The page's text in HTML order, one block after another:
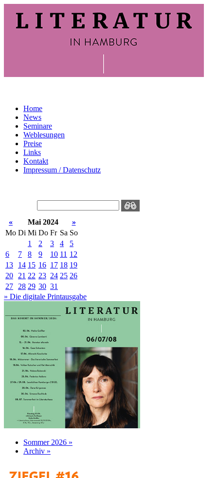
Home
News
Seminare
Weblesungen
Preise
Links
Kontakt
Impressum / Datenschutz
« Mai 2024
»
Mo Di Mi Do Fr Sa So
1
2 3 4
5
6
7 8 9 10 11 12
13
14 15 16 17 18 19
20
21 22 23 24 25 26
27
28 29 30 31
» Die digitale Printausgabe
Sommer 2026 »
Archiv »